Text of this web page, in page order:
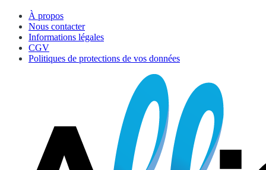
À propos
Nous contacter
Informations légales
CGV
Politiques de protections de vos données